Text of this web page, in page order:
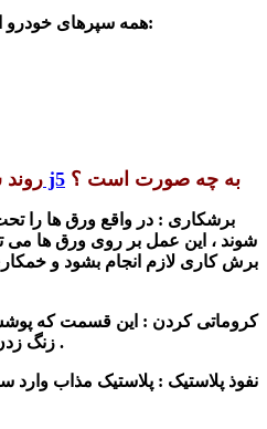
همه سپرهای خودرو از سه قسمت تشکیل می شوند:
سپرعقب اصلی جک j5 به چه صورت است ؟
شوند ، این عمل بر روی ورق ها می
برش کاری لازم انجام بشود و
زنگ زدن بر روی قطعات داده می شود .